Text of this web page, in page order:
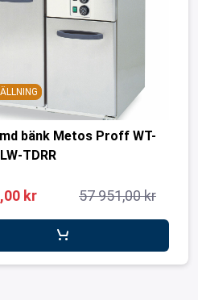
bänk Metos Proff WT-
TDRR
57 951,00 kr
kr